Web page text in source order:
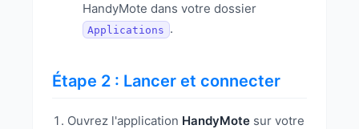
HandyMote dans votre dossier
Applications .
Étape 2 : Lancer et connecter
Ouvrez l'application HandyMotesur votre